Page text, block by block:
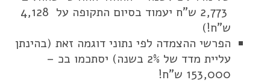
2,773 ש"ח יעמוד בסיום התקופה על 4,128
ש"ח!)
הפרשי ההצמדה לפי נתוני דוגמה זאת (בהינתן
עליית מדד של 2% בשנה) יסתכמו בכ –
153,000 ש"ח!